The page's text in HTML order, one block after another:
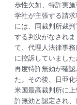
歩性欠如、特許実
学社が主張する請
には、同裁判所裁
する判決がなされ
て、代理人法律事
に控訴していまし
再度特許無効が確
た。その後、日亜
米国最高裁判所に
許無効と認定され、